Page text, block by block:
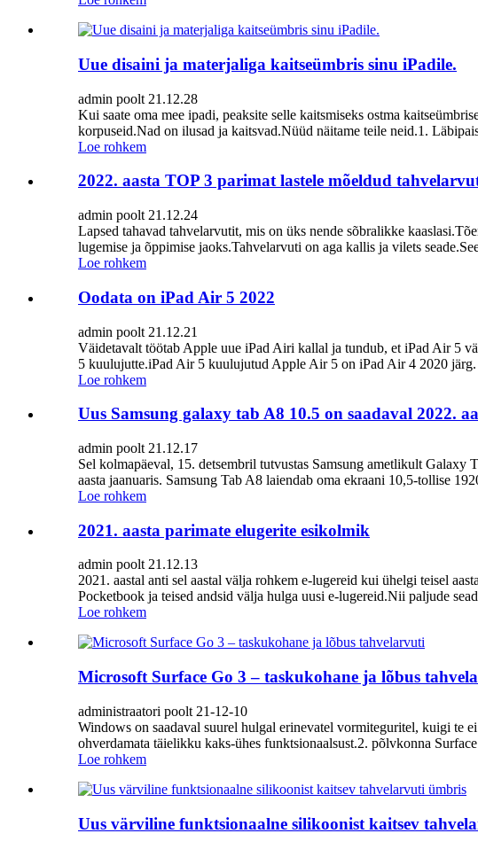
Uue disaini ja materjaliga kaitseümbris sinu iPadile.
admin poolt 21.12.28
Kui saate oma mee ipadi, peaksite selle kaitsmiseks ostma
korpuseid.Nad on ilusad ja kaitsvad.Nüüd näitame teile neid.1.
Loe rohkem
2022. aasta TOP 3 parimat lastele mõeldud
admin poolt 21.12.24
Lapsed tahavad tahvelarvutit, mis on üks nende sõbralikke
lugemise ja õppimise jaoks.Tahvelarvuti on aga kallis ja vilets
Loe rohkem
Oodata on iPad Air 5 2022
admin poolt 21.12.21
Väidetavalt töötab Apple uue iPad Airi kallal ja tundub, et iPad Air 5
5 kuulujutte.iPad Air 5 kuulujutud Apple Air 5 on iPad Air 4 2020 järg.
Loe rohkem
Uus Samsung galaxy tab A8 10.5 on saadaval 2022.
admin poolt 21.12.17
Sel kolmapäeval, 15. detsembril tutvustas Samsung ametlikult
aasta jaanuaris. Samsung Tab A8 laiendab oma ekraani 10,5-tollise
Loe rohkem
2021. aasta parimate elugerite esikolmik
admin poolt 21.12.13
2021. aastal anti sel aastal välja rohkem e-lugereid kui ühelgi teisel
Pocketbook ja teised andsid välja hulga uusi e-lugereid.Nii paljude
Loe rohkem
Microsoft Surface Go 3 – taskukohane ja lõbus
administraatori poolt 21-12-10
Windows on saadaval suurel hulgal erinevatel vormiteguritel, kuigi te
ohverdamata täielikku kaks-ühes funktsionaalsust.2. põlvkonna
Loe rohkem
Uus värviline funktsionaalne silikoonist kaitsev